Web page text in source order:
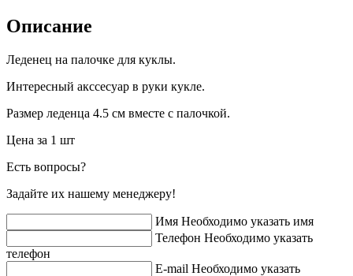
Описание
Леденец на палочке для куклы.
Интересный акссесуар в руки кукле.
Размер леденца 4.5 см вместе с палочкой.
Цена за 1 шт
Есть вопросы?
Задайте их нашему менеджеру!
Имя Необходимо указать имя
Телефон Необходимо указать
телефон
E-mail Необходимо указать